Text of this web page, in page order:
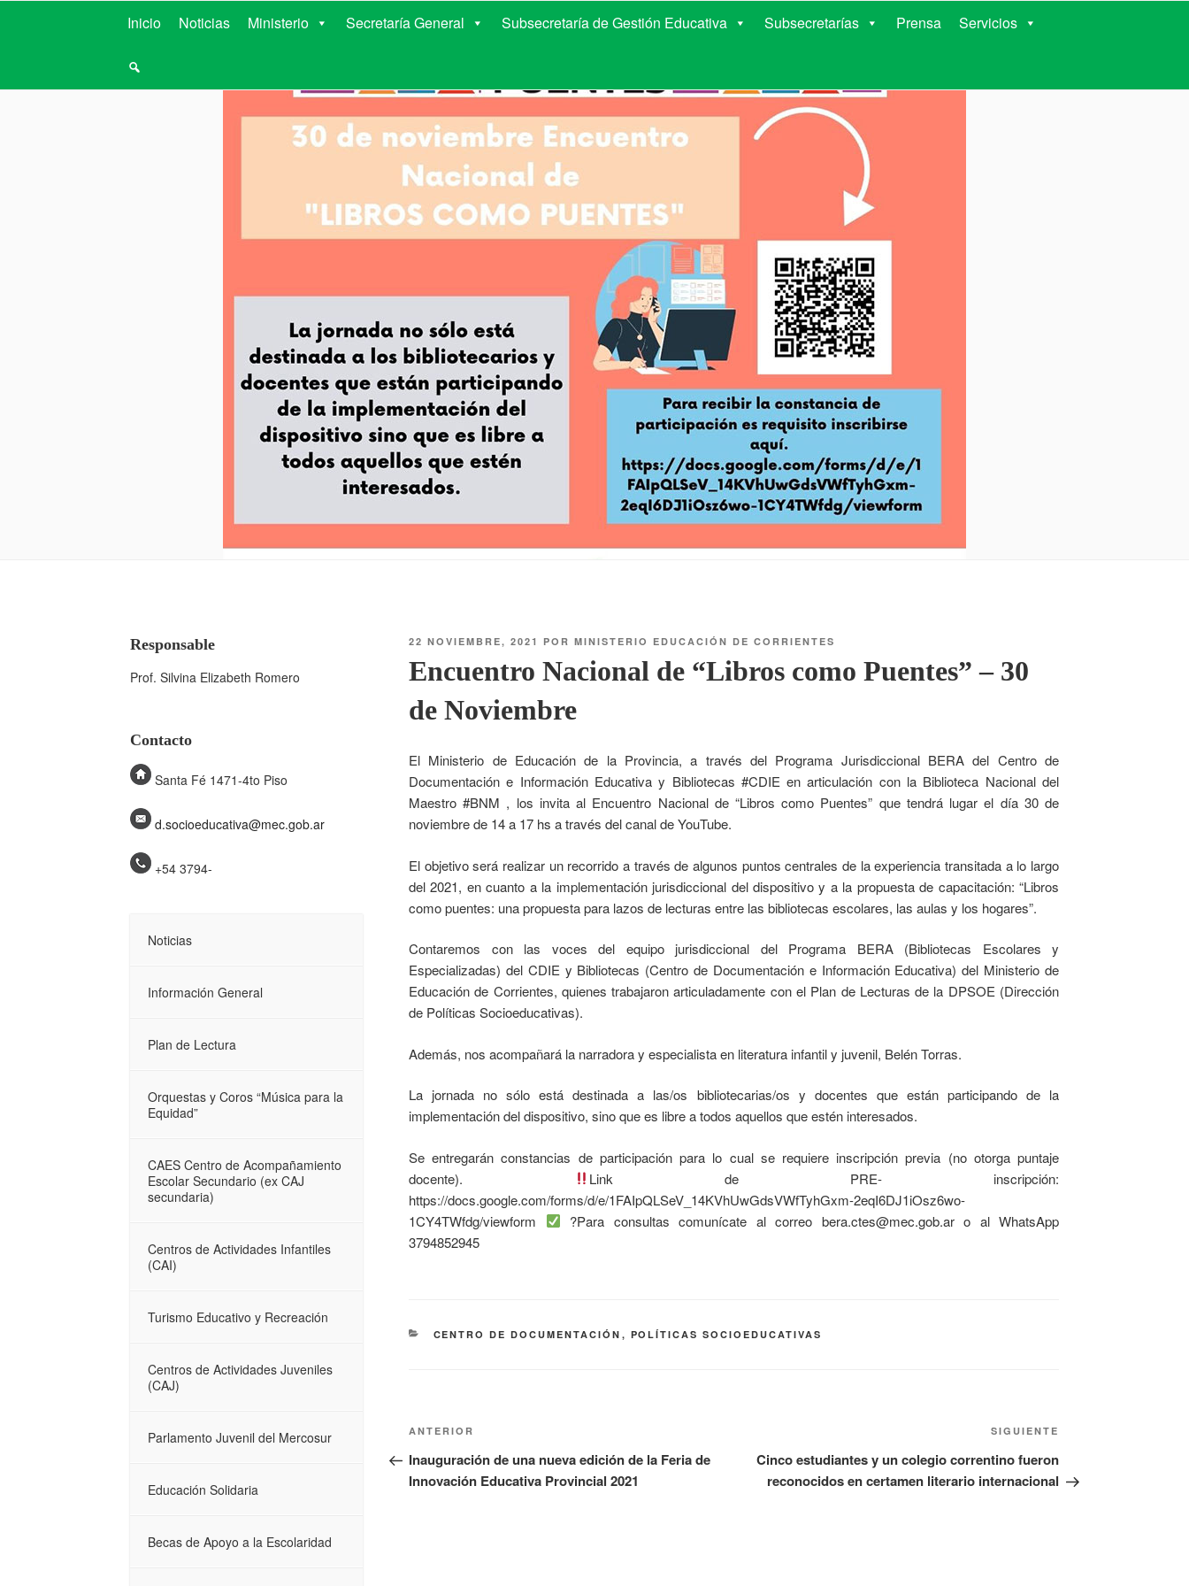
MINISTERIO DE EDUCACIÓN DE CORRIENTES
Inicio Noticias Ministerio Secretaría General Subsecretaría de Gestión Educativa Subsecretarías Prensa Servicios
22 NOVIEMBRE, 2021 POR MINISTERIO EDUCACIÓN DE CORRIENTES
Encuentro Nacional de “Libros como Puentes” – 30
de Noviembre
El Ministerio de Educación de la Provincia, a través del Programa Jurisdiccional BERA del Centro de
Documentación e Información Educativa y Bibliotecas #CDIE en articulación con la Biblioteca Nacional del
Maestro #BNM , los invita al Encuentro Nacional de “Libros como Puentes” que tendrá lugar el día 30 de
noviembre de 14 a 17 hs a través del canal de YouTube.
El objetivo será realizar un recorrido a través de algunos puntos centrales de la experiencia transitada a lo largo
del 2021, en cuanto a la implementación jurisdiccional del dispositivo y a la propuesta de capacitación: “Libros
como puentes: una propuesta para lazos de lecturas entre las bibliotecas escolares, las aulas y los hogares”.
Contaremos con las voces del equipo jurisdiccional del Programa BERA (Bibliotecas Escolares y
Especializadas) del CDIE y Bibliotecas (Centro de Documentación e Información Educativa) del Ministerio de
Educación de Corrientes, quienes trabajaron articuladamente con el Plan de Lecturas de la DPSOE (Dirección
de Políticas Socioeducativas).
Además, nos acompañará la narradora y especialista en literatura infantil y juvenil, Belén Torras.
La jornada no sólo está destinada a las/os bibliotecarias/os y docentes que están participando de la
implementación del dispositivo, sino que es libre a todos aquellos que estén interesados.
Se entregarán constancias de participación para lo cual se requiere inscripción previa (no otorga puntaje
docente).
Link de PRE- inscripción:
https://docs.google.com/forms/d/e/1FAIpQLSeV_14KVhUwGdsVWfTyhGxm-2eqI6DJ1iOsz6wo-
1CY4TWfdg/viewform
?Para consultas comunícate al correo bera.ctes@mec.gob.ar o al WhatsApp
3794852945
CENTRO DE DOCUMENTACIÓN , POLÍTICAS SOCIOEDUCATIVAS
ANTERIOR
Inauguración de una nueva edición de la Feria de
Innovación Educativa Provincial 2021
SIGUIENTE
Cinco estudiantes y un colegio correntino fueron
reconocidos en certamen literario internacional
Responsable
Prof. Silvina Elizabeth Romero
Contacto
Santa Fé 1471-4to Piso
d.socioeducativa@mec.gob.ar
+54 3794-
Noticias
Información General
Plan de Lectura
Orquestas y Coros “Música para la
Equidad”
CAES Centro de Acompañamiento
Escolar Secundario (ex CAJ
secundaria)
Centros de Actividades Infantiles
(CAI)
Turismo Educativo y Recreación
Centros de Actividades Juveniles
(CAJ)
Parlamento Juvenil del Mercosur
Educación Solidaria
Becas de Apoyo a la Escolaridad